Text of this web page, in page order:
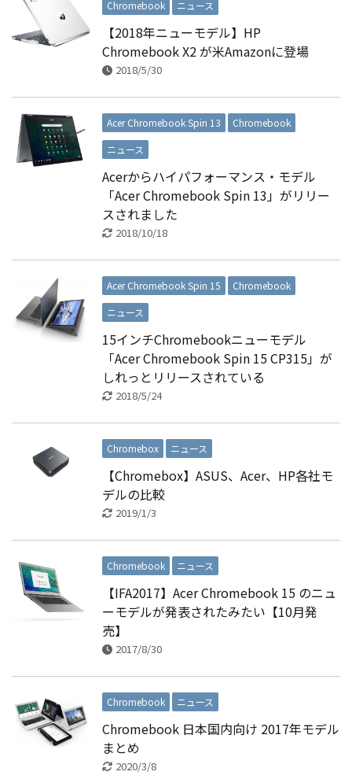
Chromebook ニュース
【2018年ニューモデル】HP
Chromebook X2 が米Amazonに登場
2018/5/30
Acer Chromebook Spin 13
Chromebook
ニュース
Acerからハイパフォーマンス・モデル
「Acer Chromebook Spin 13」がリリー
スされました
2018/10/18
Acer Chromebook Spin 15
Chromebook
ニュース
15インチChromebookニューモデル
「Acer Chromebook Spin 15 CP315」が
しれっとリリースされている
2018/5/24
Chromebox ニュース
【Chromebox】ASUS、Acer、HP各社モ
デルの比較
2019/1/3
Chromebook ニュース
【IFA2017】Acer Chromebook 15 のニュ
ーモデルが発表されたみたい【10月発
売】
2017/8/30
Chromebook ニュース
Chromebook 日本国内向け 2017年モデル
まとめ
2020/3/8